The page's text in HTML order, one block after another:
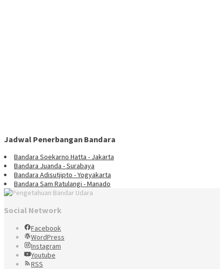
Jadwal Penerbangan Bandara
Bandara Soekarno Hatta - Jakarta
Bandara Juanda - Surabaya
Bandara Adisutjipto - Yogyakarta
Bandara Sam Ratulangi - Manado
Social Network
Facebook
WordPress
Instagram
Youtube
RSS